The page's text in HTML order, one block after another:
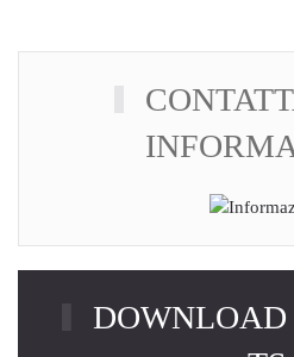
DOWNLOAD